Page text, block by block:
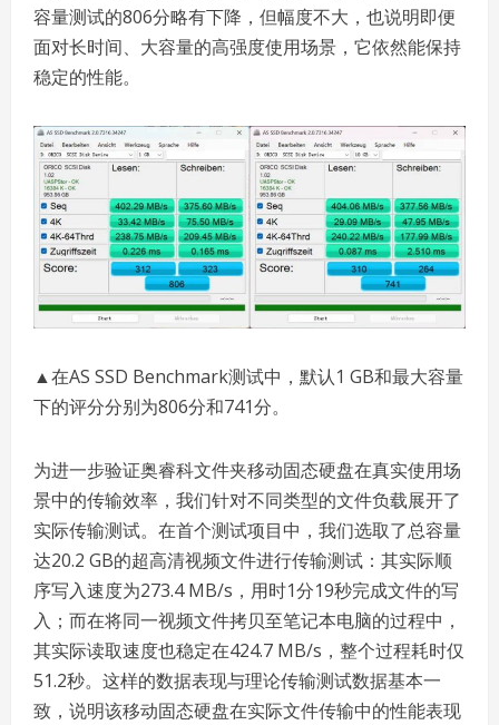
容量测试的806分略有下降，但幅度不大，也说明即便
面对长时间、大容量的高强度使用场景，它依然能保持
稳定的性能。
▲在AS SSD Benchmark测试中，默认1 GB和最大容量
下的评分分别为806分和741分。
为进一步验证奥睿科文件夹移动固态硬盘在真实使用场
景中的传输效率，我们针对不同类型的文件负载展开了
实际传输测试。在首个测试项目中，我们选取了总容量
达20.2 GB的超高清视频文件进行传输测试：其实际顺
序写入速度为273.4 MB/s，用时1分19秒完成文件的写
入；而在将同一视频文件拷贝至笔记本电脑的过程中，
其实际读取速度也稳定在424.7 MB/s，整个过程耗时仅
51.2秒。这样的数据表现与理论传输测试数据基本一
致，说明该移动固态硬盘在实际文件传输中的性能表现